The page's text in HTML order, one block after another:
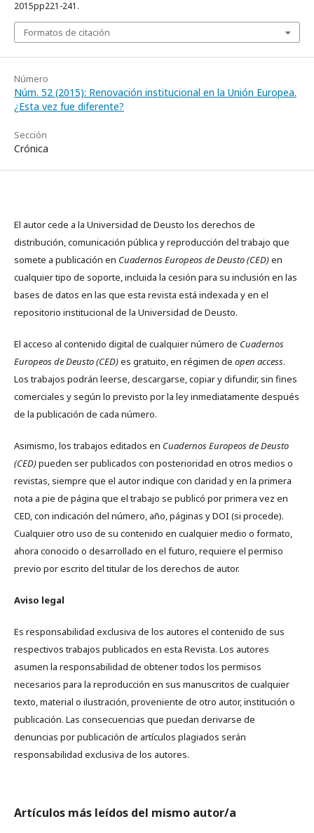
2015pp221-241.
Formatos de citación
Número
Núm. 52 (2015): Renovación institucional en la Unión Europea.
¿Esta vez fue diferente?
Sección
Crónica
El autor cede a la Universidad de Deusto los derechos de
distribución, comunicación pública y reproducción del trabajo que
somete a publicación en Cuadernos Europeos de Deusto (CED)en
cualquier tipo de soporte, incluida la cesión para su inclusión en las
bases de datos en las que esta revista está indexada y en el
repositorio institucional de la Universidad de Deusto.
El acceso al contenido digital de cualquier número de Cuadernos
Europeos de Deusto (CED)es gratuito, en régimen de open access.
Los trabajos podrán leerse, descargarse, copiar y difundir, sin fines
comerciales y según lo previsto por la ley inmediatamente después
de la publicación de cada número.
Asimismo, los trabajos editados en Cuadernos Europeos de Deusto
(CED)pueden ser publicados con posterioridad en otros medios o
revistas, siempre que el autor indique con claridad y en la primera
nota a pie de página que el trabajo se publicó por primera vez en
CED, con indicación del número, año, páginas y DOI (si procede).
Cualquier otro uso de su contenido en cualquier medio o formato,
ahora conocido o desarrollado en el futuro, requiere el permiso
previo por escrito del titular de los derechos de autor.
Aviso legal
Es responsabilidad exclusiva de los autores el contenido de sus
respectivos trabajos publicados en esta Revista. Los autores
asumen la responsabilidad de obtener todos los permisos
necesarios para la reproducción en sus manuscritos de cualquier
texto, material o ilustración, proveniente de otro autor, institución o
publicación. Las consecuencias que puedan derivarse de
denuncias por publicación de artículos plagiados serán
responsabilidad exclusiva de los autores.
Artículos más leídos del mismo autor/a